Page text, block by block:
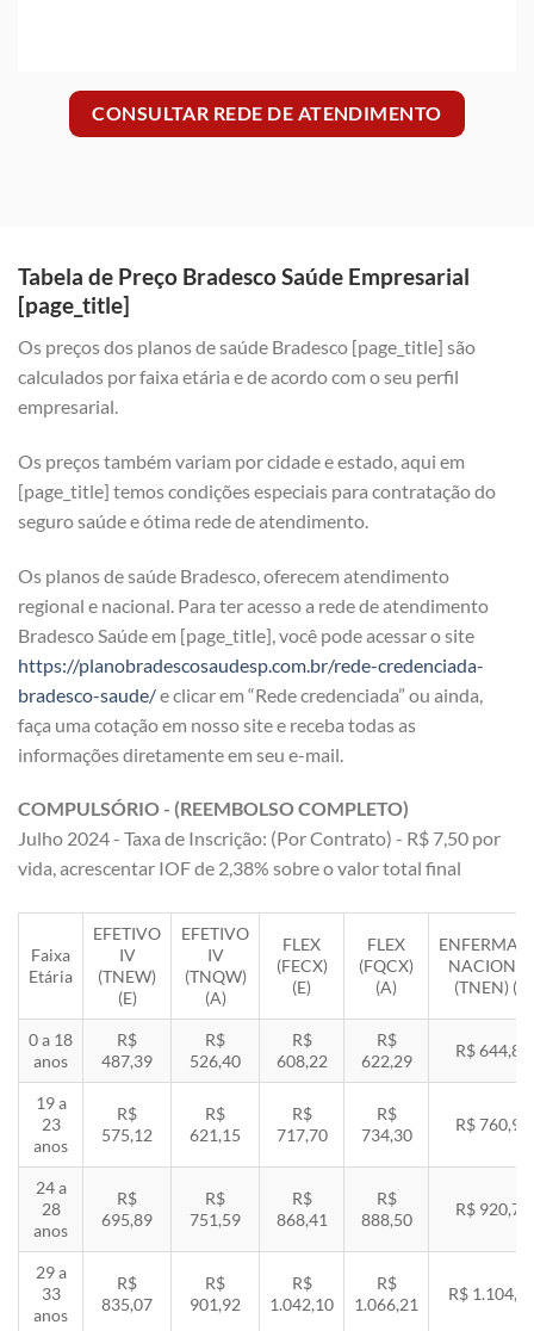
CONSULTAR REDE DE ATENDIMENTO
Tabela de Preço Bradesco Saúde Empresarial
[page_title]
Os preços dos planos de saúde Bradesco [page_title] são
calculados por faixa etária e de acordo com o seu perfil
empresarial.
Os preços também variam por cidade e estado, aqui em
[page_title] temos condições especiais para contratação do
seguro saúde e ótima rede de atendimento.
Os planos de saúde Bradesco, oferecem atendimento
regional e nacional. Para ter acesso a rede de atendimento
Bradesco Saúde em [page_title], você pode acessar o site
https://planobradescosaudesp.com.br/rede-credenciada-
bradesco-saude/e clicar em “Rede credenciada” ou ainda,
faça uma cotação em nosso site e receba todas as
informações diretamente em seu e-mail.
COMPULSÓRIO - (REEMBOLSO COMPLETO)
Julho 2024 - Taxa de Inscrição: (Por Contrato) - R$ 7,50 por
vida, acrescentar IOF de 2,38% sobre o valor total final
Faixa
Etária
EFETIVO
IV
(TNEW)
(E)
EFETIVO
IV
(TNQW)
(A)
FLEX
(FECX)
(E)
FLEX
(FQCX)
(A)
(TNEN) (E)
0 a 18
anos
R$
487,39
R$
526,40
R$
608,22
R$
622,29
R$ 644,85
19 a
23
anos
R$
575,12
R$
621,15
R$
717,70
R$
734,30
R$ 760,92
24 a
28
anos
R$
695,89
R$
751,59
R$
868,41
R$
888,50
R$ 920,71
29 a
33
anos
R$
835,07
R$
901,92
R$
1.042,10
R$
1.066,21
R$